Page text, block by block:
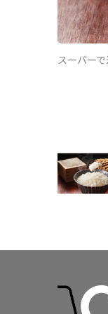
スーパー